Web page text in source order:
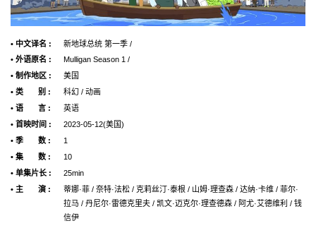
• 中文译名 :
新地球总统 第一季 /
• 外语原名 :
Mulligan Season 1 /
• 制作地区 :
美国
• 类 别 :
科幻 / 动画
• 语 言 :
英语
• 首映时间 :
2023-05-12(美国)
• 季 数 :
1
• 集 数 :
10
• 单集片长 :
25min
• 主 演 :
蒂娜·菲 / 奈特·法松 / 克莉丝汀·泰根 / 山姆·理查森 / 达纳·卡维 / 菲尔·
拉马 / 丹尼尔·雷德克里夫 / 凯文·迈克尔·理查德森 / 阿尤·艾德维利 / 钱
信伊